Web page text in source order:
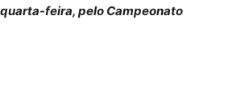
feira, pelo Campeonato